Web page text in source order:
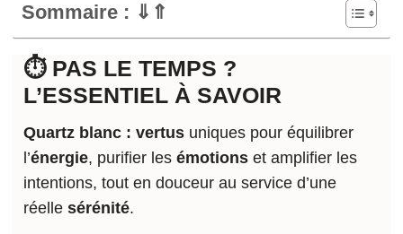
Sommaire : ⇓⇑
⏱️ PAS LE TEMPS ?
L’ESSENTIEL À SAVOIR
Quartz blanc : vertus uniques pour équilibrer
l’énergie, purifier les émotions et amplifier les
intentions, tout en douceur au service d’une
réelle sérénité.